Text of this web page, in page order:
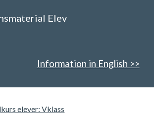
Elev
Information in English >>
elever: Vklass